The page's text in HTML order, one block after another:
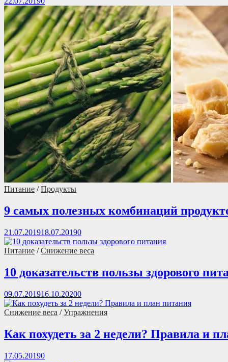
Питание /Продукты
9 самых полезных комбинаций
21.07.201918.07.20190
Питание /Снижение веса
10 доказательств пользы здорового
09.07.201916.10.20200
Снижение веса /Упражнения
Как похудеть за 2 недели? Правила и
17.05.20190